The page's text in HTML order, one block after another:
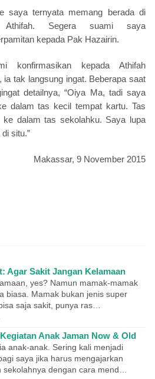
saya ternyata memang berada di
Segera suami saya
kepada Pak Hazairin.
konfirmasikan kepada Athifah
ia tak langsung ingat. Beberapa saat
detailnya, “Oiya Ma, tadi saya
dalam tas kecil tempat kartu. Tas
dalam tas sekolahku. Saya lupa
situ.”
Makassar, 9 November 2015
Agar Sakit Jangan Kelamaan
yes? Namun mamak-mamak
biasa. Mamak bukan jenis super
saja sakit, punya ras…
Anak Jaman Now & Old
anak-anak. Sering kali menjadi
saya jika harus mengajarkan
sekolahnya dengan cara mend…